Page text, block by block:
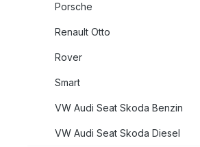
Porsche
Renault Otto
Rover
Smart
VW Audi Seat Skoda Benzin
VW Audi Seat Skoda Diesel